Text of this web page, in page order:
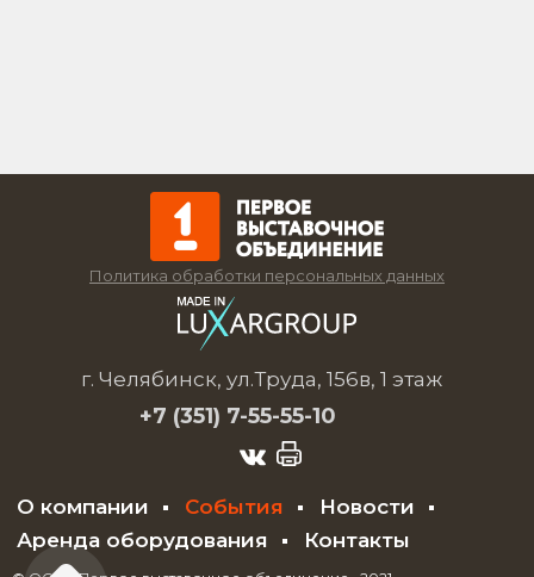
Политика обработки персональных данных
г. Челябинск, ул.Труда, 156в, 1 этаж
+7 (351) 7-55-55-10
О компании События
Новости
Аренда оборудования
Контакты